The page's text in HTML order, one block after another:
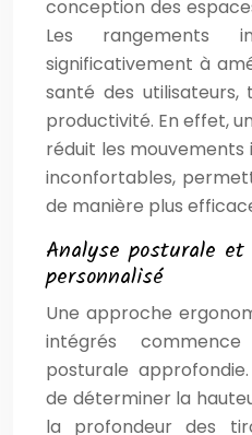
conception des
Les rangements
significativement à
santé des
productivité. En effet,
réduit les
inconfortables,
de manière plus
Analyse posturale et
personnalisé
Une approche
intégrés
posturale
de déterminer la
la profondeur des